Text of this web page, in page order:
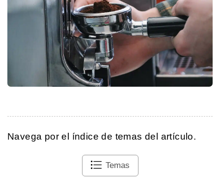
Navega por el índice de temas del artículo.
Temas